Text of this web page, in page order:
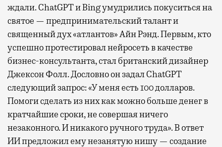
ждали. ChatGPT и Bing умудрились покуситься на
святое — предпринимательский талант и
священный дух «атлантов» Айн Рэнд. Первым, кто
успешно протестировал нейросеть в качестве
бизнес-консультанта, стал британский дизайнер
Джексон Фолл. Дословно он задал ChatGPT
следующий запрос: «У меня есть 100 долларов.
Помоги сделать из них как можно больше денег в
кратчайшие сроки, не совершая ничего
незаконного. И никакого ручного труда». В ответ
ИИ предложил ему незанятую нишу — создание